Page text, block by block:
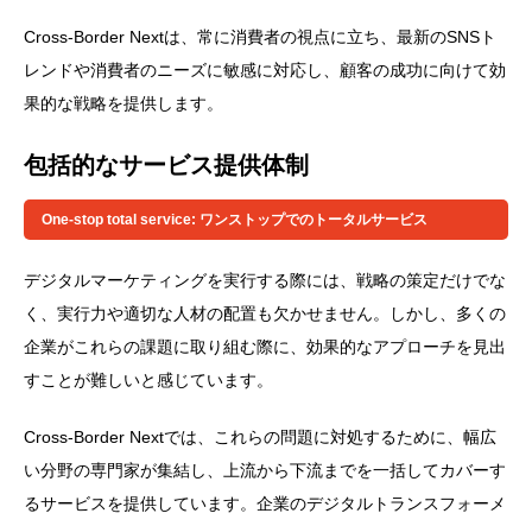
Cross-Border Nextは、常に消費者の視点に立ち、最新のSNSト
レンドや消費者のニーズに敏感に対応し、顧客の成功に向けて効
果的な戦略を提供します。
包括的なサービス提供体制
One-stop total service: ワンストップでのトータルサービス
デジタルマーケティングを実行する際には、戦略の策定だけでな
く、実行力や適切な人材の配置も欠かせません。しかし、多くの
企業がこれらの課題に取り組む際に、効果的なアプローチを見出
すことが難しいと感じています。
Cross-Border Nextでは、これらの問題に対処するために、幅広
い分野の専門家が集結し、上流から下流までを一括してカバーす
るサービスを提供しています。企業のデジタルトランスフォーメ